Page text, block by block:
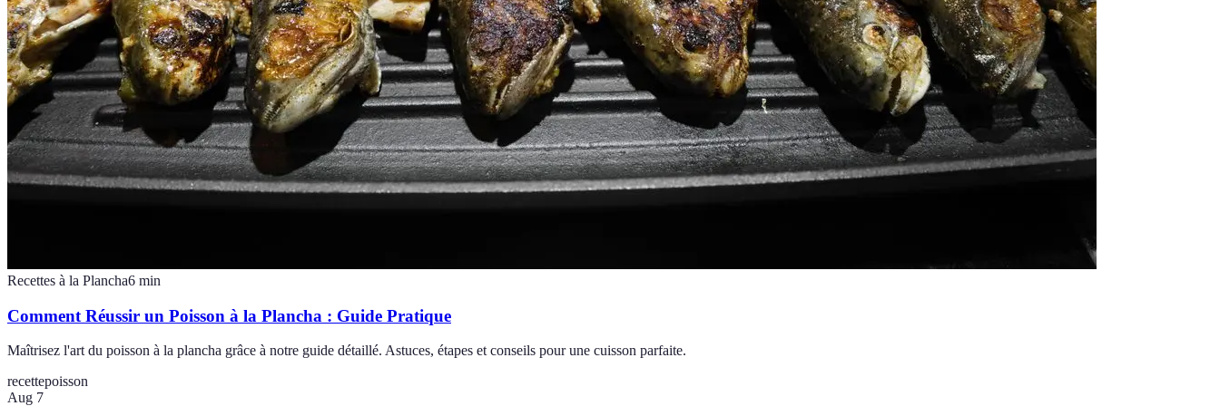
Recettes à la Plancha6 min
Comment Réussir un Poisson à la Plancha : Guide Pratique
Maîtrisez l'art du poisson à la plancha grâce à notre guide détaillé. Astuces, étapes et conseils pour une cuisson parfaite.
recettepoisson
Aug 7